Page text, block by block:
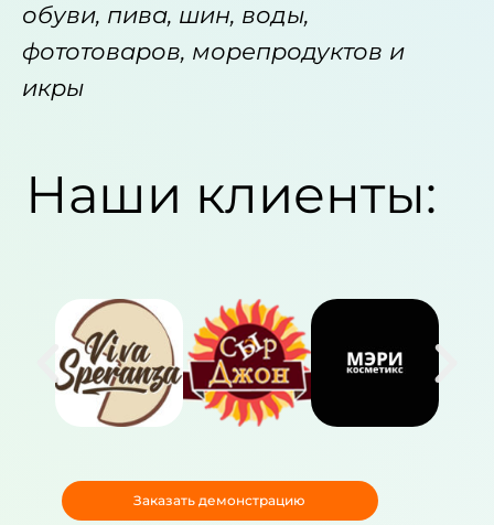
обуви, пива, шин, воды,
фототоваров, морепродуктов и
икры
Наши клиенты:
Заказать демонстрацию